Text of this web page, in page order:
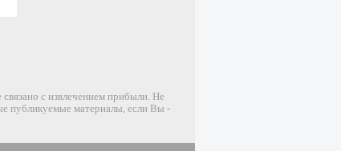
с извлечением прибыли. Не
публикуемые материалы, если Вы -